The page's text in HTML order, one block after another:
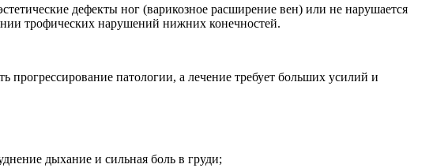
дефекты ног (варикозное расширение вен) или не нарушается
трофических нарушений нижних конечностей.
прогрессирование патологии, а лечение требует больших усилий и
дыхание и сильная боль в груди;